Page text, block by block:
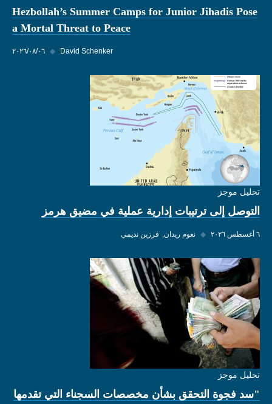
Hezbollah’s Summer Camps for Junior Jihadis Pose
a Mortal Threat to Peace
٠٦‏/٠٨‏/٢٠٢٦ ◆ David Schenker
تحليل موجز
التوصل إلى ترتيبات إدارية عملية في مضيق هرمز
٦ أغسطس ٢٠٢٦ ◆ نعوم ريدان فرزين نديمي
تحليل موجز
"سد فجوة التحقق بشأن مخصصات السجناء التي تقدمها